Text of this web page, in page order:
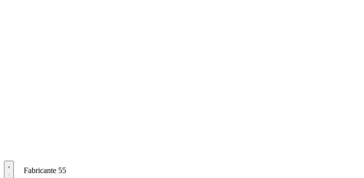
Fabricante 55